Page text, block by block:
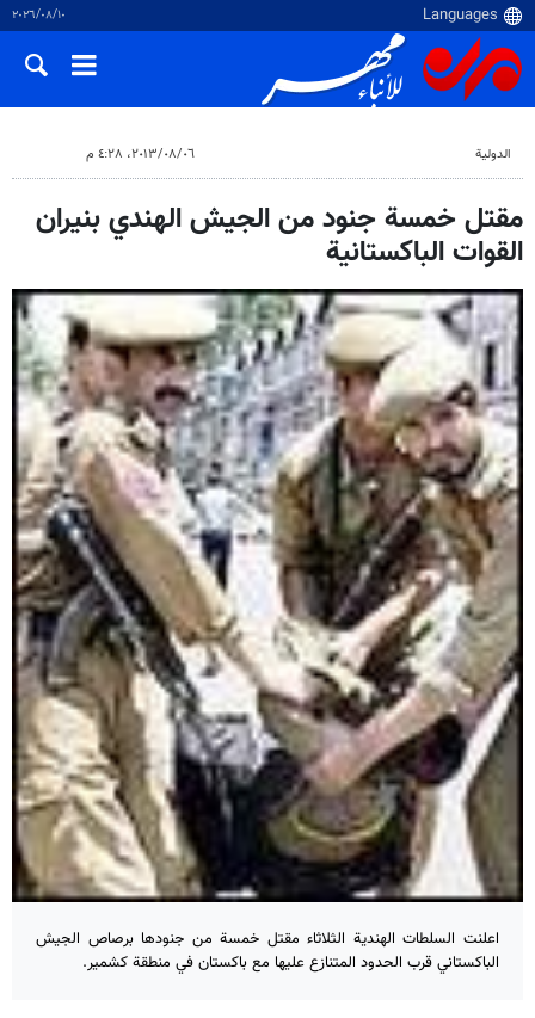
١٠‏/٠٨‏/٢٠٢٦
الدولية ٠٦‏/٠٨‏/٢٠١٣، ٤:٢٨ م
مقتل خمسة جنود من الجيش الهندي بنيران
القوات الباكستانية
اعلنت السلطات الهندية الثلاثاء مقتل خمسة من جنودها برصاص الجيش
الباكستاني قرب الحدود المتنازع عليها مع باكستان في منطقة كشمير.